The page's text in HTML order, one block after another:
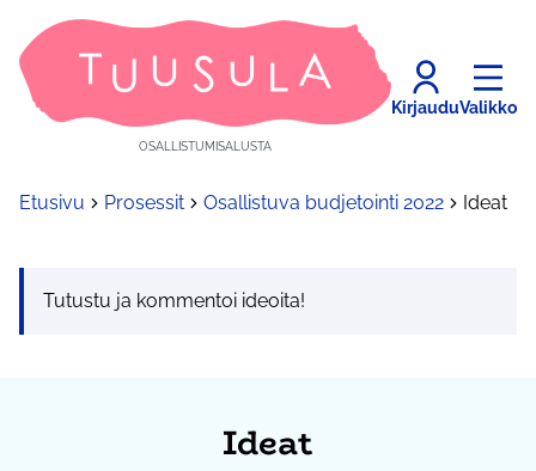
OSALLISTUMISALUSTA
KirjauduValikko
Etusivu Prosessit Osallistuva budjetointi 2022 Ideat
Tutustu ja kommentoi ideoita!
Ideat